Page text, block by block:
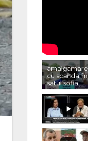
amalgamare
cu scandal în
satul sofia